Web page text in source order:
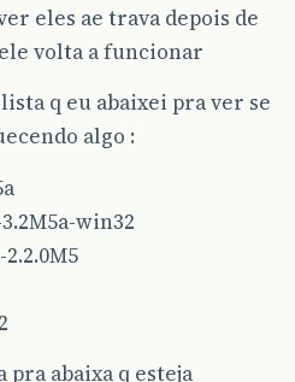
eles ae trava depois de
volta a funcionar
q eu abaixei pra ver se
algo :
win32
abaixa q esteja